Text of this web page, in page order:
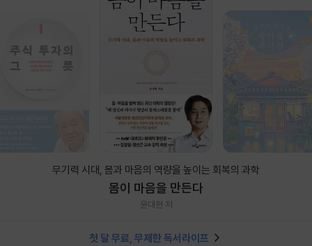
무기력 시대, 몸과 마음의 역량을 높이는 회복의 과학
몸이 마음을 만든다
윤대현 저
첫 달 무료, 무제한 독서라이프